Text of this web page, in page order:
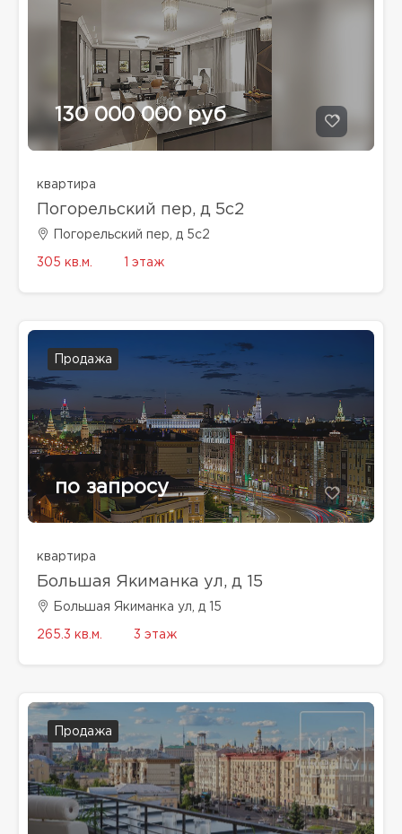
130 000 000 руб
квартира
Погорельский пер, д 5с2
Погорельский пер, д 5с2
305 кв.м. 1 этаж
Продажа
по запросу
квартира
Большая Якиманка ул, д 15
Большая Якиманка ул, д 15
265.3 кв.м. 3 этаж
Продажа